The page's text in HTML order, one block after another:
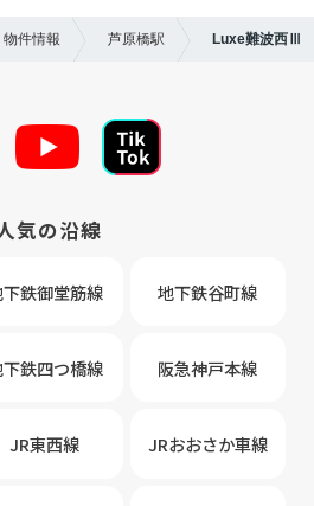
件情報 芦原橋駅 Luxe難波西Ⅲ
気の沿線
鉄御堂筋線 地下鉄谷町線
鉄四つ橋線 阪急神戸本線
JR東西線 JRおおさか車線